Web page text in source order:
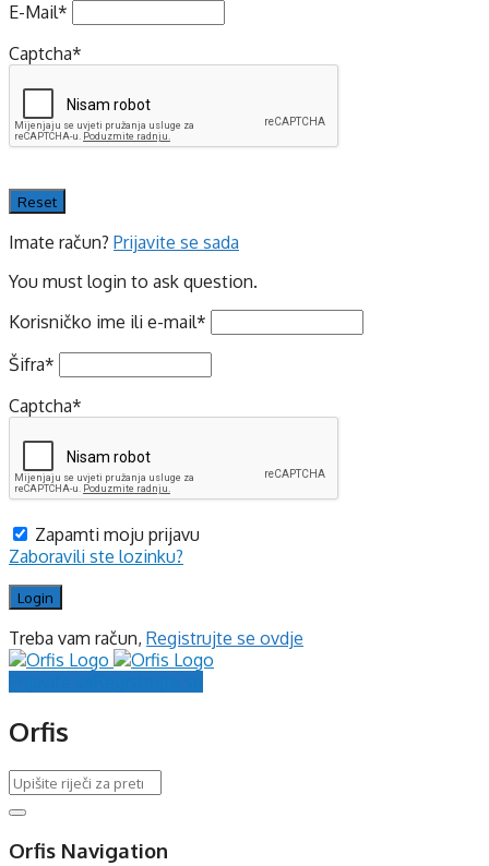
E-Mail*
Captcha*
Imate račun? Prijavite se sada
You must login to ask question.
Korisničko ime ili e-mail*
Šifra*
Captcha*
Zapamti moju prijavu
Zaboravili ste lozinku?
Treba vam račun, Registrujte se ovdje
Orfis
Orfis Navigation